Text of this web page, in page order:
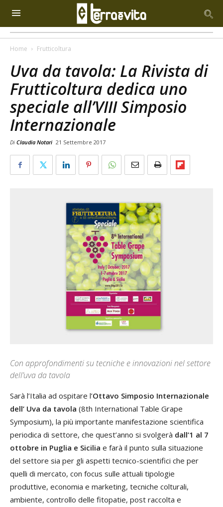
Home Frutticoltura
Uva da tavola: La Rivista di
Frutticoltura dedica uno
speciale all’VIII Simposio
Internazionale
Di Claudia Notari 21 Settembre 2017
Con approfondimenti su tecniche e innovazioni nel settore
dell’uva da tavola
Sarà l’Italia ad ospitare l’Ottavo Simposio Internazionale
dell’ Uva da tavola (8th International Table Grape
Symposium), la più importante manifestazione scientifica
periodica di settore, che quest’anno si svolgerà dall’1 al 7
ottobre in Puglia e Sicilia e farà il punto sulla situazione
del settore sia per gli aspetti tecnico-scientifici che per
quelli di mercato, con focus sulle attuali tipologie
produttive, economia e marketing, tecniche colturali,
ambiente, controllo delle fitopatie, post raccolta e